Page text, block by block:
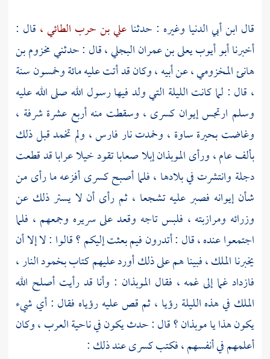
قال ابن أبي الدنيا وغيره : حدثنا علي بن حرب الطائي ، قال :
أخبرناأبو أيوب يعلى بن عمران البجلي ،قال : حدثنيمخزوم بن
هانئ المخزومي ،عن أبيه ، وكان قد أتت عليه مائة وخمسون سنة
، قال : لما كانت الليلة التي ولد فيها رسول الله صلى الله عليه
وسلم ارتجس إيوان كسرى ، وسقطت منه أربع عشرة شرفة ،
وغاضتبحيرة ساوة ، وخمدت نارفارس ، ولم تخمد قبل ذلك
بألف عام ، ورأىالموبذانإبلا صعابا تقود خيلا عرابا قد قطعت
دجلة وانتشرت في بلادها ، فلما أصبح كسرى أفزعه ما رأى من
شأن إيوانه فصبر عليه تشجعا ، ثم رأى أن لا يستر ذلك عن
وزرائه ومرازبته ، فلبس تاجه وقعد على سريره وجمعهم ، فلما
اجتمعوا عنده ، قال : أتدرون فيم بعثت إليكم ؟ قالوا : لا إلا أن
يخبرنا الملك ، فبينا هم على ذلك أورد عليهم كتاب بخمود النار ،
فازداد غما إلى غمه ، فقال الموبذان : وأنا قد رأيت أصلح الله
الملك في هذه الليلة رؤيا ، ثم قص عليه رؤياه فقال : أي شيء
يكون هذا ياموبذان ؟قال : حدث يكون في ناحية العرب ، وكان
أعلمهم في أنفسهم ، فكتب كسرى عند ذلك :